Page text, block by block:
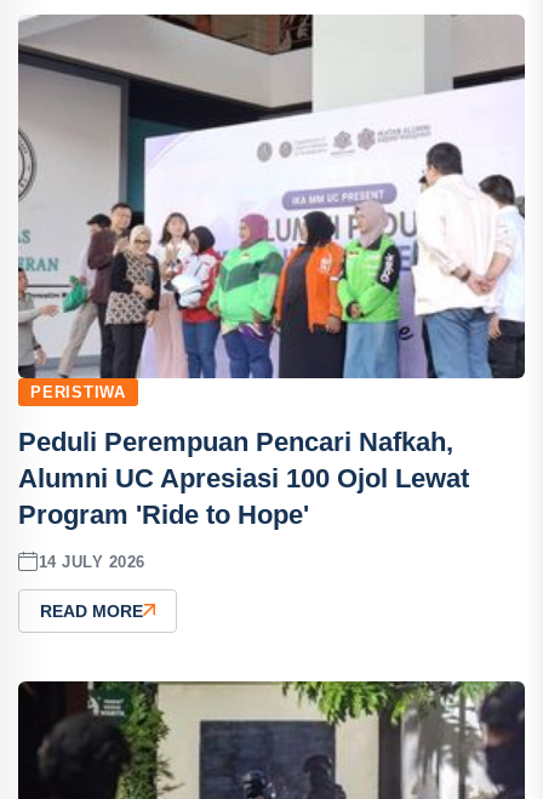
PERISTIWA
Peduli Perempuan Pencari Nafkah,
Alumni UC Apresiasi 100 Ojol Lewat
Program 'Ride to Hope'
14 JULY 2026
READ MORE